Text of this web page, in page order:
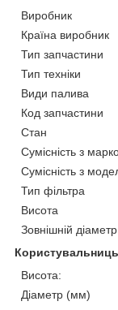
Виробник
Країна виробник
Тип запчастини
Тип техніки
Види палива
Код запчастини
Стан
Сумісність з
Сумісність з
Тип фільтра
Висота
Зовнішній діаметр
Висота:
Діаметр (мм)